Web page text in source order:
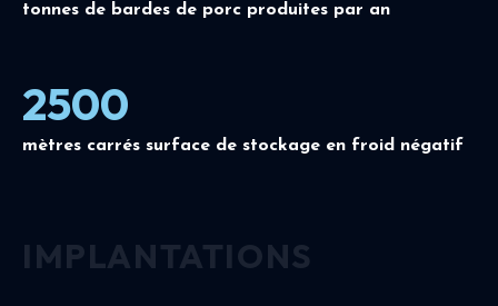
tonnes de bardes de porc produites par an
2500
mètres carrés surface de stockage en froid négatif
IMPLANTATIONS